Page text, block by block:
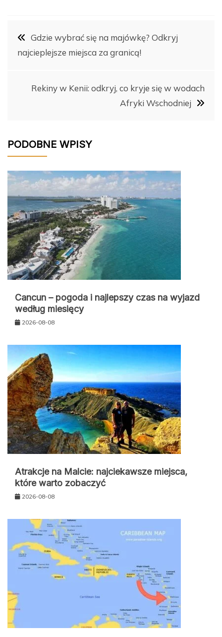
e
b
o
e
st
bl
r
di
t
e
dI
y
k
Nawigacja
Gdzie wybrać się na majówkę? Odkryj
najcieplejsze miejsca za granicą!
Rekiny w Kenii: odkryj, co kryje się w wodach
Afryki Wschodniej
PODOBNE WPISY
Cancun – pogoda i najlepszy czas na wyjazd
według miesięcy
2026-08-08
Atrakcje na Malcie: najciekawsze miejsca,
które warto zobaczyć
2026-08-08